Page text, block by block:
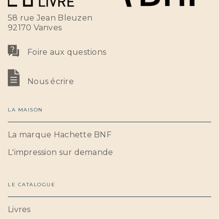
58 rue Jean Bleuzen
92170 Vanves
Foire aux questions
Nous écrire
LA MAISON
La marque Hachette BNF
L'impression sur demande
LE CATALOGUE
Livres